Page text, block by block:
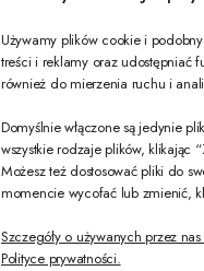
Używamy plików cookie i
treści i reklamy oraz udostępniać
również do mierzenia ruchu i
Domyślnie włączone są jedynie
wszystkie rodzaje plików, klikając
Możesz też dostosować pliki do
momencie wycofać lub zmienić,
Szczegóły o używanych przez
Polityce prywatności.